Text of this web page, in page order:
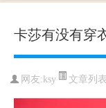
卡莎有没有穿
网友: ksy 文章列表